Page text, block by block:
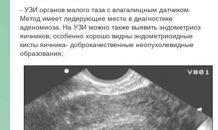
- УЗИ органов малого таза с влагалищным датчиком.
Метод имеет лидирующее место в диагностике
аденомиоза. На УЗИ можно также выявить эндометриоз
яичников, особенно хорошо видны эндометриоидные
кисты яичника- доброкачественные неопухолевидные
образования;